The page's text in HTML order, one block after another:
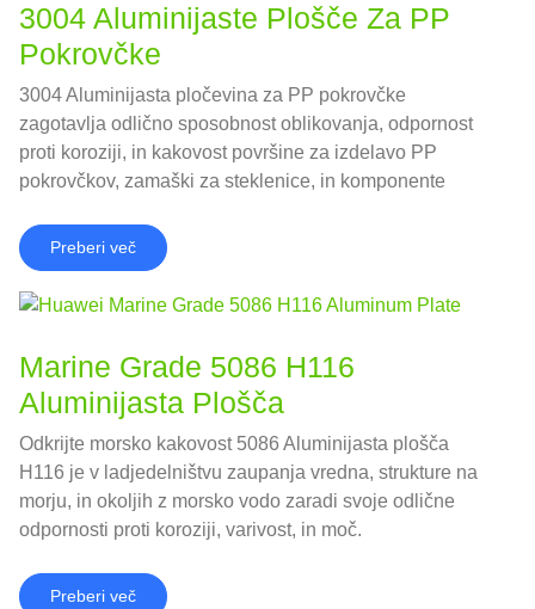
3004 Aluminijaste Plošče Za PP
Pokrovčke
3004 Aluminijasta pločevina za PP pokrovčke
zagotavlja odlično sposobnost oblikovanja, odpornost
proti koroziji, in kakovost površine za izdelavo PP
pokrovčkov, zamaški za steklenice, in komponente
aplikacije.
Preberi več
Marine Grade 5086 H116
Aluminijasta Plošča
Odkrijte morsko kakovost 5086 Aluminijasta plošča
H116 je v ladjedelništvu zaupanja vredna, strukture na
morju, in okoljih z morsko vodo zaradi svoje odlične
odpornosti proti koroziji, varivost, in moč.
Preberi več